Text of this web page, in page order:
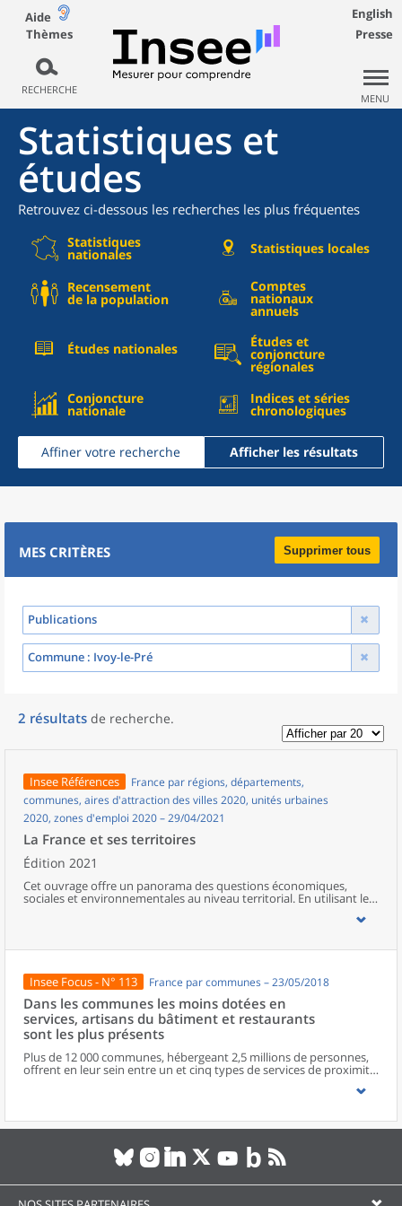
Aide
Thèmes
RECHERCHE
English
Presse
MENU
Statistiques et
études
Retrouvez ci-dessous les recherches les plus fréquentes
Statistiques
nationales Statistiques locales
Recensement
de la population
Comptes
nationaux
annuels
Études nationales Études et
conjoncture
régionales
Conjoncture
nationale
Indices et séries
chronologiques
Affiner votre recherche Afficher les résultats
MES CRITÈRES Supprimer tous
Publications
Commune : Ivoy-le-Pré
2 résultats de recherche.
Insee Références
France par régions, départements,
communes, aires d'attraction des villes 2020, unités urbaines
2020, zones d'emploi 2020 – 29/04/2021
La France et ses territoires
Édition 2021
Cet ouvrage offre un panorama des questions économiques,
sociales et environnementales au niveau territorial. En utilisant les
disparités géographiques en France, sur les forces et faiblesses des
population.
Insee Focus - N° 113 France par communes – 23/05/2018
Dans les communes les moins dotées en
services, artisans du bâtiment et restaurants
sont les plus présents
Plus de 12 000 communes, hébergeant 2,5 millions de personnes,
offrent en leur sein entre un et cinq types de services de proximité.
Dans ces communes, les artisans et les restaurants sont les plus
boulangeries ou les supérettes, n’apparaissent de façon
significative que dans les communes offrant au moins dix types de
services de proximité. Quant aux services médicaux, ils sont situés
dans des communes bénéficiant d’un nombre d’équipements
encore plus large. Aux communes qui possèdent au moins un
service de proximité, s’ajoutent 1 888 communes qui n’en